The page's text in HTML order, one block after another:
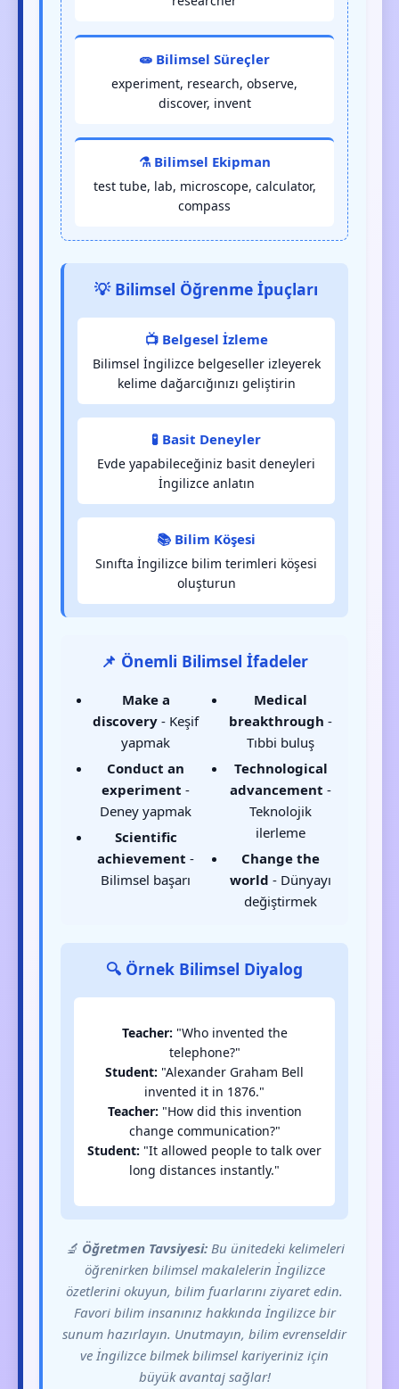
🧫 Bilimsel Süreçler
experiment, research, observe,
discover, invent
⚗️ Bilimsel Ekipman
test tube, lab, microscope, calculator,
compass
💡 Bilimsel Öğrenme İpuçları
📺 Belgesel İzleme
Bilimsel İngilizce belgeseller izleyerek
kelime dağarcığınızı geliştirin
🧪 Basit Deneyler
Evde yapabileceğiniz basit deneyleri
İngilizce anlatın
📚 Bilim Köşesi
Sınıfta İngilizce bilim terimleri köşesi
oluşturun
📌 Önemli Bilimsel İfadeler
Make a
discovery - Keşif
yapmak
Conduct an
experiment -
Deney yapmak
Scientific
achievement -
Bilimsel başarı
Medical
breakthrough -
Tıbbi buluş
Technological
advancement -
Teknolojik
ilerleme
Change the
world - Dünyayı
değiştirmek
🔍 Örnek Bilimsel Diyalog
Teacher: "Who invented the
telephone?"
Student: "Alexander Graham Bell
invented it in 1876."
Teacher: "How did this invention
change communication?"
Student: "It allowed people to talk over
long distances instantly."
🔬 Öğretmen Tavsiyesi:Bu ünitedeki kelimeleri
öğrenirken bilimsel makalelerin İngilizce
özetlerini okuyun, bilim fuarlarını ziyaret edin.
Favori bilim insanınız hakkında İngilizce bir
sunum hazırlayın. Unutmayın, bilim evrenseldir
ve İngilizce bilmek bilimsel kariyeriniz için
büyük avantaj sağlar!